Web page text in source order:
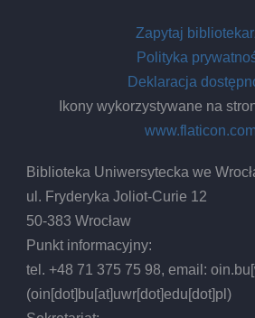
Zapytaj
Polityka
Deklaracja
Ikony wykorzystywane na
Biblioteka Uniwersytecka we
ul. Fryderyka Joliot-Curie 12
50-383 Wrocław
Punkt informacyjny:
tel. +48 71 375 75 98, email:oin.bu
(oin[dot]bu[at]uwr[dot]edu[dot]pl)